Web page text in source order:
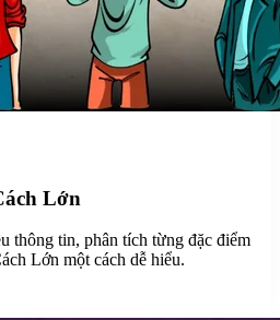
Lớn
thông tin, phân tích từng đặc điểm
Lớn một cách dễ hiểu.